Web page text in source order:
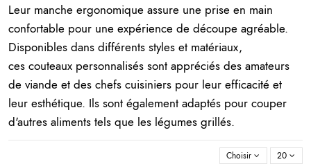
Leur manche ergonomique assure une prise en main
confortable pour une expérience de découpe agréable.
Disponibles dans différents styles et matériaux,
ces couteaux personnalisés sont appréciés des amateurs
de viande et des chefs cuisiniers pour leur efficacité et
leur esthétique. Ils sont également adaptés pour couper
d'autres aliments tels que les légumes grillés.
Choisir 20